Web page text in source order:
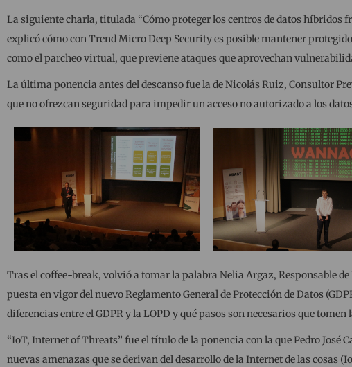
La siguiente charla, titulada “Cómo proteger los centros de datos híbridos
explicó cómo con Trend Micro Deep Security es posible mantener
como el parcheo virtual, que previene ataques que aprovechan
La última ponencia antes del descanso fue la de Nicolás Ruiz, Consultor
que no ofrezcan seguridad para impedir un acceso no autorizado a los
Tras el coffee-break, volvió a tomar la palabra Nelia Argaz, Responsable
puesta en vigor del nuevo Reglamento General de Protección de Datos
diferencias entre el GDPR y la LOPD y qué pasos son necesarios que
“IoT, Internet of Threats” fue el título de la ponencia con la que Pedro
nuevas amenazas que se derivan del desarrollo de la Internet de las cosas